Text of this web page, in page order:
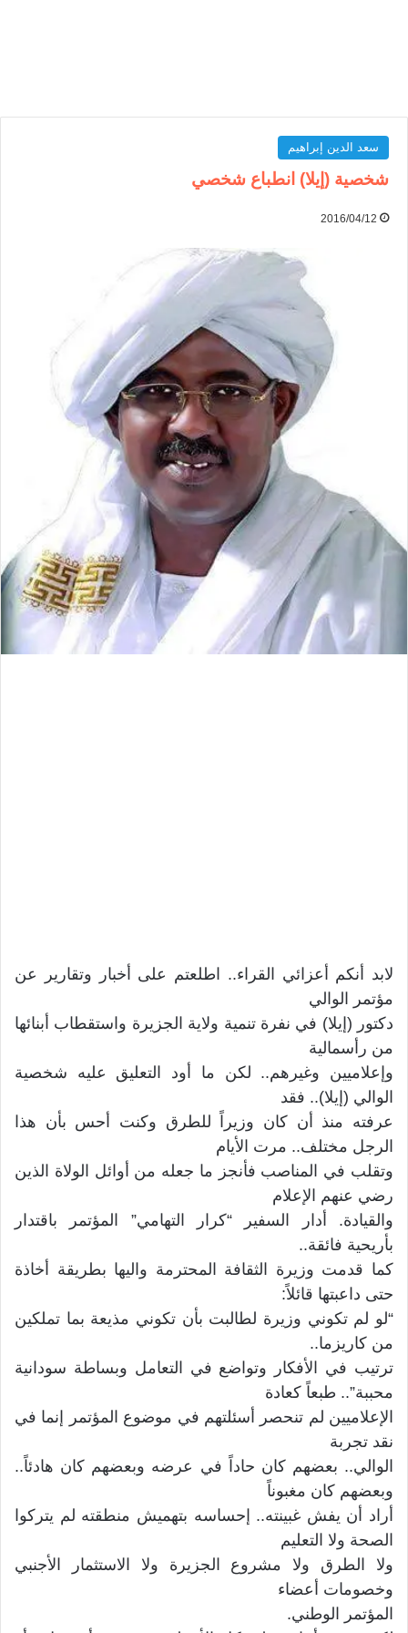
سعد الدين إبراهيم
شخصية (إيلا) انطباع شخصي
2016/04/12
لابد أنكم أعزائي القراء.. اطلعتم على أخبار وتقارير عن
مؤتمر الوالي
دكتور (إيلا) في نفرة تنمية ولاية الجزيرة واستقطاب أبنائها
من رأسمالية
وإعلاميين وغيرهم.. لكن ما أود التعليق عليه شخصية
الوالي (إيلا).. فقد
عرفته منذ أن كان وزيراً للطرق وكنت أحس بأن هذا
الرجل مختلف.. مرت الأيام
وتقلب في المناصب فأنجز ما جعله من أوائل الولاة الذين
رضي عنهم الإعلام
والقيادة. أدار السفير “كرار التهامي” المؤتمر باقتدار
بأريحية فائقة..
كما قدمت وزيرة الثقافة المحترمة واليها بطريقة أخاذة
حتى داعبتها قائلاً:
“لو لم تكوني وزيرة لطالبت بأن تكوني مذيعة بما تملكين
من كاريزما..
ترتيب في الأفكار وتواضع في التعامل وبساطة سودانية
محببة”.. طبعاً كعادة
الإعلاميين لم تنحصر أسئلتهم في موضوع المؤتمر إنما في
نقد تجربة
الوالي.. بعضهم كان حاداً في عرضه وبعضهم كان هادئاً..
وبعضهم كان مغبوناً
أراد أن يفش غبينته.. إحساسه بتهميش منطقته لم يتركوا
الصحة ولا التعليم
ولا الطرق ولا مشروع الجزيرة ولا الاستثمار الأجنبي
وخصومات أعضاء
المؤتمر الوطني.